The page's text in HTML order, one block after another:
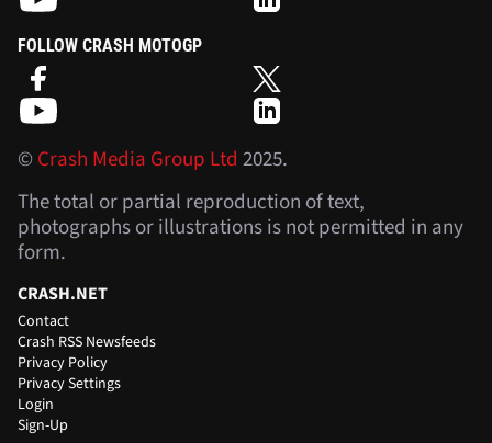
FOLLOW CRASH MOTOGP
©Crash Media Group Ltd 2025.
The total or partial reproduction of text,
photographs or illustrations is not permitted in any
form.
CRASH.NET
Contact
Crash RSS Newsfeeds
Privacy Policy
Privacy Settings
Login
Sign-Up